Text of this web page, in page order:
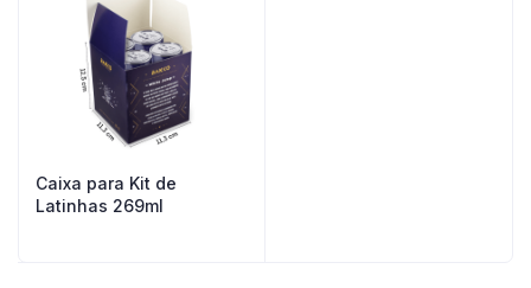
Caixa para Kit de
Latinhas 269ml